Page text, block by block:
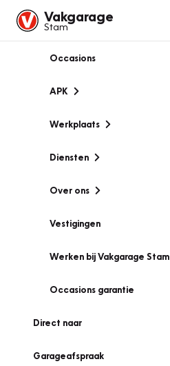
Vakgarage
Stam
Occasions
APK
Werkplaats
Diensten
Over ons
Vestigingen
Werken bij Vakgarage Stam
Occasions garantie
Direct naar
Garageafspraak